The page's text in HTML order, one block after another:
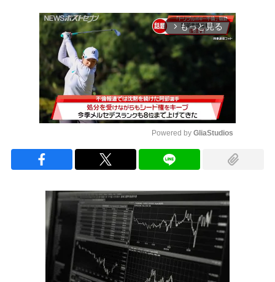
arrow_forward_ios もっと見る
Powered by GliaStudios